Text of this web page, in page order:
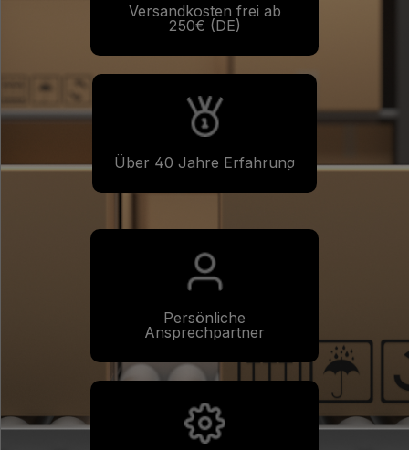
Versandkosten frei ab
250€ (DE)
Über 40 Jahre Erfahrung
Persönliche
Ansprechpartner